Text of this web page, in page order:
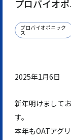
プロバイオ
プロバイオポニック
ス
2025年1月6日
新年明けまして
本年もOATアグ